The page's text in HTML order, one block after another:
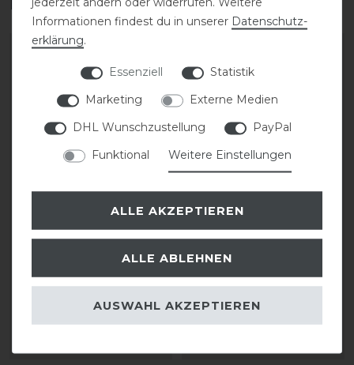
-20%
Covalliero Stiefelette
FS26
statt 109,00 €
Covalliero Gürtel FS26
statt 44,99 €
35,99 € *
Informationen findest du in unserer Daten­schutz­
erklärung.
Essenziell
Statistik
Marketing
Externe Medien
DHL Wunschzustellung
PayPal
Funktional
Weitere Einstellungen
ALLE AKZEPTIEREN
ALLE ABLEHNEN
AUSWAHL AKZEPTIEREN